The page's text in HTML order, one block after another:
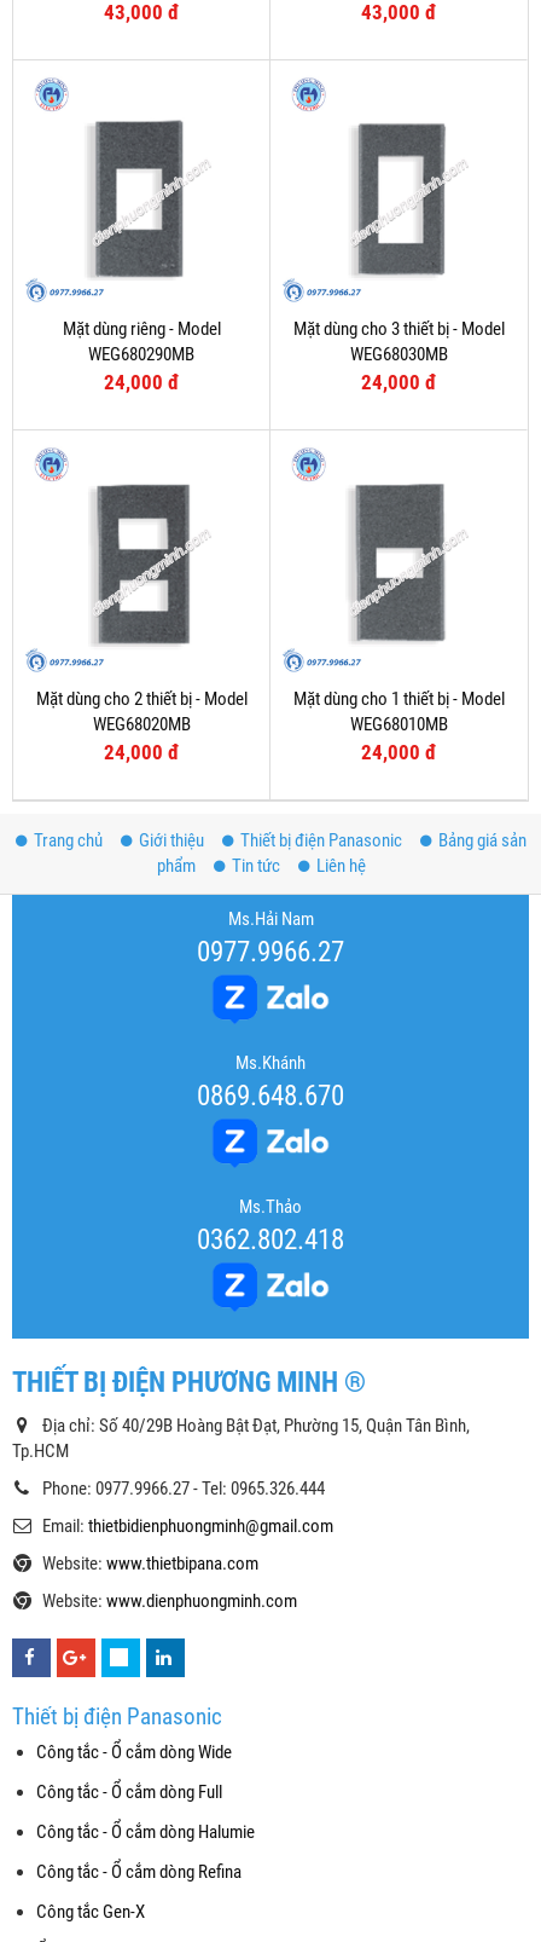
43,000 đ 43,000 đ
Mặt dùng riêng - Model
WEG680290MB
24,000 đ
Mặt dùng cho 3 thiết bị - Model
WEG68030MB
24,000 đ
Mặt dùng cho 2 thiết bị - Model
WEG68020MB
24,000 đ
Mặt dùng cho 1 thiết bị - Model
WEG68010MB
24,000 đ
Trang chủ Giới thiệu Thiết bị điện Panasonic
Bảng giá sản
phẩm
Tin tức Liên hệ
Ms.Hải Nam
0977.9966.27
Ms.Khánh
0869.648.670
Ms.Thảo
0362.802.418
THIẾT BỊ ĐIỆN PHƯƠNG MINH ®
Địa chỉ: Số 40/29B Hoàng Bật Đạt, Phường 15, Quận Tân Bình,
Tp.HCM
Phone: 0977.9966.27 - Tel: 0965.326.444
Email: thietbidienphuongminh@gmail.com
Website: www.thietbipana.com
Website: www.dienphuongminh.com
Thiết bị điện Panasonic
Công tắc - Ổ cắm dòng Wide
Công tắc - Ổ cắm dòng Full
Công tắc - Ổ cắm dòng Halumie
Công tắc - Ổ cắm dòng Refina
Công tắc Gen-X